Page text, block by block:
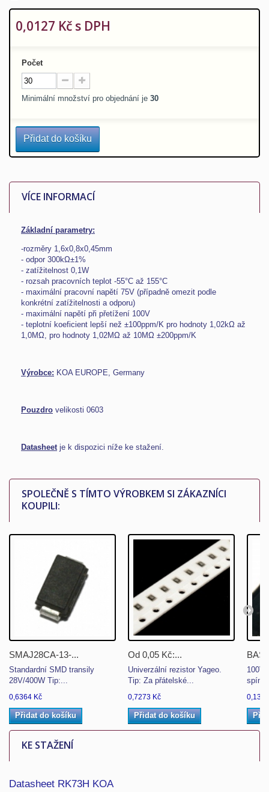
0,0127 Kč s DPH
Počet
Minimální množství pro objednání je 30
Přidat do košíku
VÍCE INFORMACÍ
Základní parametry:
-rozměry 1,6x0,8x0,45mm
- odpor 300kΩ±1%
- zatížitelnost 0,1W
- rozsah pracovních teplot -55°C až 155°C
- maximální pracovní napětí 75V (případně omezit podle
konkrétní zatížitelnosti a odporu)
- maximální napětí při přetížení 100V
- teplotní koeficient lepší než ±100ppm/K pro hodnoty 1,02kΩ až
1,0MΩ, pro hodnoty 1,02MΩ až 10MΩ ±200ppm/K
Výrobce: KOA EUROPE, Germany
Pouzdro velikosti 0603
Datasheetje k dispozici níže ke stažení.
SPOLEČNĚ S TÍMTO VÝROBKEM SI ZÁKAZNÍCI
KOUPILI:
SMAJ28CA-13-...
Standardní SMD transily
28V/400W Tip:...
0,6364 Kč
Přidat do košíku
Od 0,05 Kč:...
Univerzální rezistor Yageo.
Tip: Za přátelské...
0,7273 Kč
Přidat do košíku
KE STAŽENÍ
Datasheet RK73H KOA